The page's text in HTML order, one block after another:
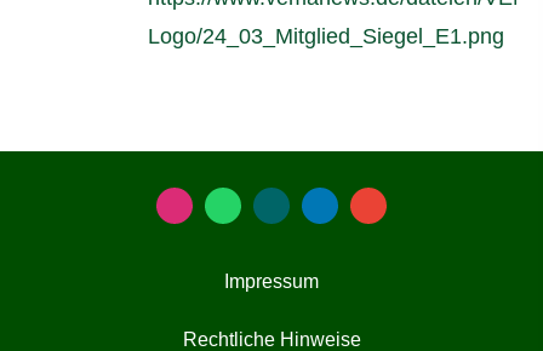
Impressum
Rechtliche Hinweise